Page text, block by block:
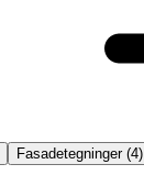
Fasadetegninger(4)